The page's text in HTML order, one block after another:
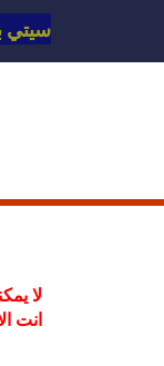
سيتي
لا
انت